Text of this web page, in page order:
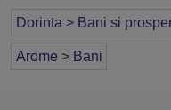
Dorinta > Bani si
Arome > Bani